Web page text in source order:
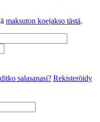
maksuton koejakso tästä.
salasanasi? Rekisteröidy